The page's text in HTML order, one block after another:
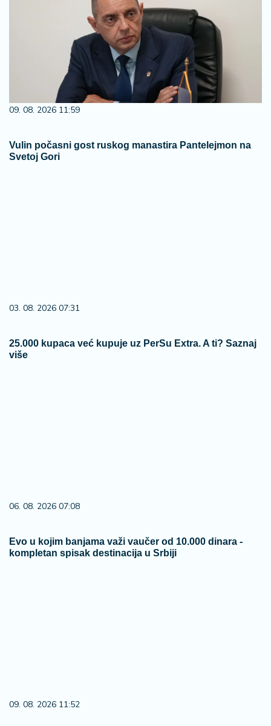
09. 08. 2026 11:59
Vulin počasni gost ruskog manastira Pantelejmon na
Svetoj Gori
03. 08. 2026 07:31
25.000 kupaca već kupuje uz PerSu Extra. A ti? Saznaj
više
06. 08. 2026 07:08
Evo u kojim banjama važi vaučer od 10.000 dinara -
kompletan spisak destinacija u Srbiji
09. 08. 2026 11:52